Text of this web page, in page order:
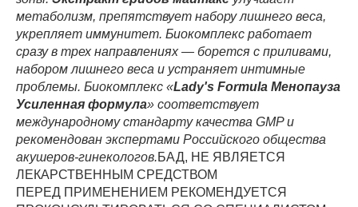
метаболизм, препятствует набору лишнего веса,
укрепляет иммунитет. Биокомплекс работает
сразу в трех направлениях— борется с приливами,
набором лишнего веса и устраняет интимные
проблемы. Биокомплекс «Lady's Formula Менопауза
Усиленная формула» соответствует
международному стандарту качества GMP и
рекомендован экспертами Российского общества
акушеров-гинекологов.БАД, НЕ ЯВЛЯЕТСЯ
ЛЕКАРСТВЕННЫМ СРЕДСТВОМ
ПЕРЕД ПРИМЕНЕНИЕМ РЕКОМЕНДУЕТСЯ